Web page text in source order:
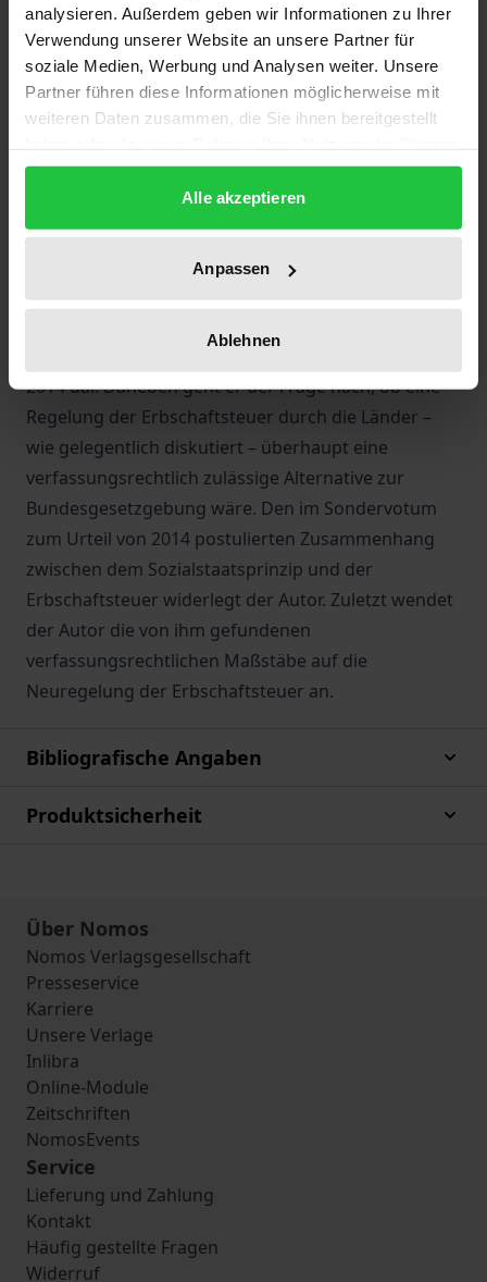
analysieren. Außerdem geben wir Informationen zu Ihrer
Verwendung unserer Website an unsere Partner für
soziale Medien, Werbung und Analysen weiter. Unsere
Partner führen diese Informationen möglicherweise mit
weiteren Daten zusammen, die Sie ihnen bereitgestellt
gesammelt haben.
Alle akzeptieren
Anpassen
Ablehnen
Bereits zum dritten Mal erklärte das BVerfG mit
Urteil vom 17.12.2014 das Erbschaftsteuerrecht für
verfassungswidrig. Während es gerade in seiner
Prüfung von Art. 3 Abs. 1 GG anhand des Kriteriums
der Folgerichtigkeit angedeutet hatte, wendet es
sich nun von dieser Dogmatik ab und prüft die
Verfassungsmäßigkeit der Privilegierungen für
Unternehmensübergänge anhand des
2014 dar. Daneben geht er der Frage nach, ob eine
Regelung der Erbschaftsteuer durch die Länder –
wie gelegentlich diskutiert – überhaupt eine
verfassungsrechtlich zulässige Alternative zur
Bundesgesetzgebung wäre. Den im Sondervotum
zum Urteil von 2014 postulierten Zusammenhang
zwischen dem Sozialstaatsprinzip und der
Erbschaftsteuer widerlegt der Autor. Zuletzt wendet
der Autor die von ihm gefundenen
verfassungsrechtlichen Maßstäbe auf die
Neuregelung der Erbschaftsteuer an.
Bibliografische Angaben
Produktsicherheit
Über Nomos
Nomos Verlagsgesellschaft
Presseservice
Karriere
Unsere Verlage
Inlibra
Online-Module
Zeitschriften
NomosEvents
Service
Lieferung und Zahlung
Kontakt
Häufig gestellte Fragen
Widerruf